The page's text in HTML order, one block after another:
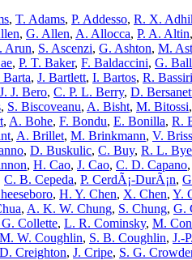
, T. Adams, P. Addesso, R. X.
, G. Allen, A. Allocca, P. A. Altin,
Arun, S. Ascenzi, G. Ashton, M. Ast
, P. T. Baker, F. Baldaccini, G.
, J. Bartlett, I. Bartos, R. Bassiri
J. J. Bero, C. P. L. Berry, D.
, S. Biscoveanu, A. Bisht, M. Bitossi,
, A. Bohe, F. Bondu, E. Bonilla, R.
, A. Brillet, M. Brinkmann, V.
, D. Buskulic, C. Buy, R. L.
, H. Cao, J. Cao, C. D. Capano,
C. B. Cepeda, P. CerdÃ¡-DurÃ¡n,
, H. Y. Chen, X. Chen, Y.
, A. K. W. Chung, S. Chung, G.
Collette, L. R. Cominsky, M.
M. W. Coughlin, S. B. Coughlin, J.-
Creighton, J. Cripe, S. G.